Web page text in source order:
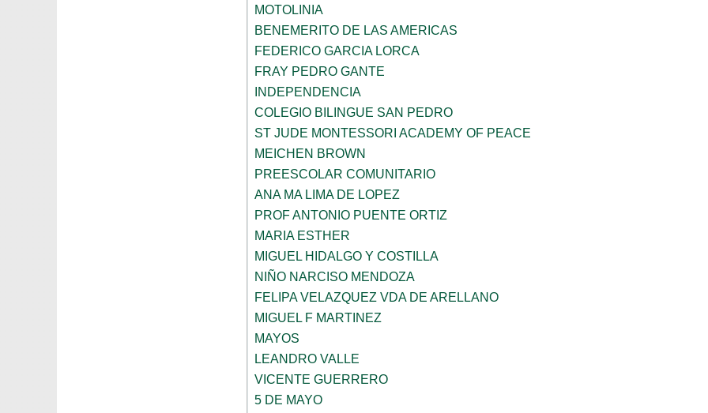
MOTOLINIA
BENEMERITO DE LAS AMERICAS
FEDERICO GARCIA LORCA
FRAY PEDRO GANTE
INDEPENDENCIA
COLEGIO BILINGUE SAN PEDRO
ST JUDE MONTESSORI ACADEMY OF PEACE
MEICHEN BROWN
PREESCOLAR COMUNITARIO
ANA MA LIMA DE LOPEZ
PROF ANTONIO PUENTE ORTIZ
MARIA ESTHER
MIGUEL HIDALGO Y COSTILLA
NIÑO NARCISO MENDOZA
FELIPA VELAZQUEZ VDA DE ARELLANO
MIGUEL F MARTINEZ
MAYOS
LEANDRO VALLE
VICENTE GUERRERO
5 DE MAYO